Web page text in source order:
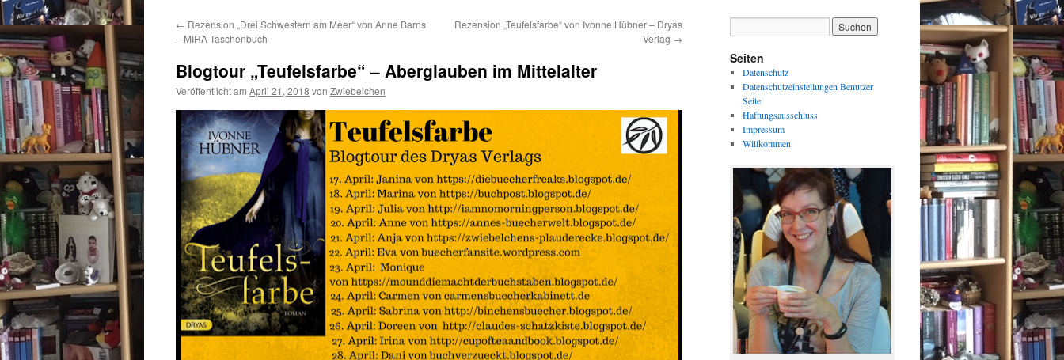
← Rezension „Drei Schwestern am Meer“ von Anne Barns
– MIRA Taschenbuch
Rezension „Teufelsfarbe“ von Ivonne Hübner – Dryas
Verlag →
Blogtour „Teufelsfarbe“ – Aberglauben im Mittelalter
Veröffentlicht am April 21, 2018 von Zwiebelchen
Seiten
Datenschutz
Datenschutzeinstellungen Benutzer
Seite
Haftungsausschluss
Impressum
Willkommen